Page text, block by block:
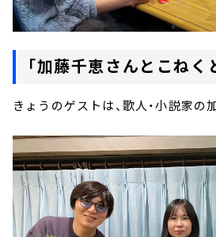
「加藤千恵さんとこねく
きょうのゲストは、歌人・小説家の